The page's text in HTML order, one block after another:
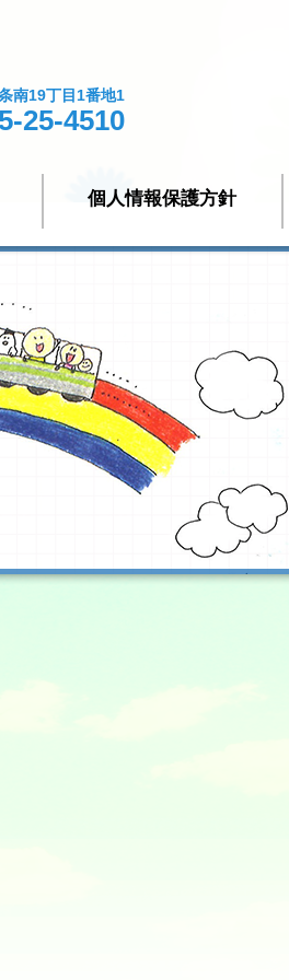
南19丁目1番地1
25-4510
個人情報保護方針